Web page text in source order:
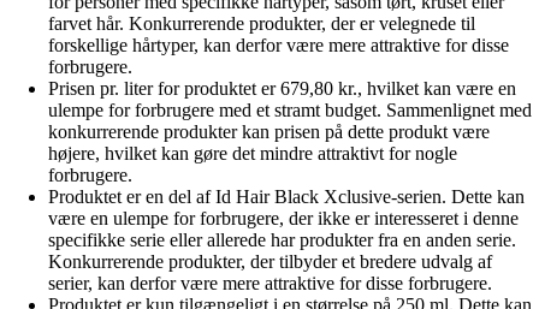
farvet hår. Konkurrerende produkter, der er velegnede til
forskellige hårtyper, kan derfor være mere attraktive for disse
forbrugere.
Prisen pr. liter for produktet er 679,80 kr., hvilket kan være en
ulempe for forbrugere med et stramt budget. Sammenlignet med
konkurrerende produkter kan prisen på dette produkt være
højere, hvilket kan gøre det mindre attraktivt for nogle
forbrugere.
Produktet er en del af Id Hair Black Xclusive-serien. Dette kan
være en ulempe for forbrugere, der ikke er interesseret i denne
specifikke serie eller allerede har produkter fra en anden serie.
Konkurrerende produkter, der tilbyder et bredere udvalg af
serier, kan derfor være mere attraktive for disse forbrugere.